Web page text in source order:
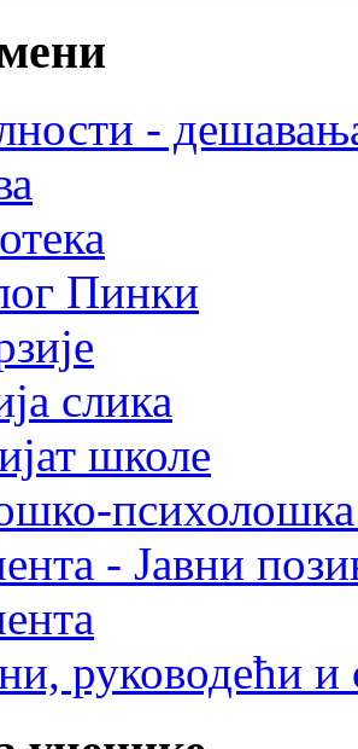
-
Пинки
слика
школе
психолошка
- Јавни
руководећи и